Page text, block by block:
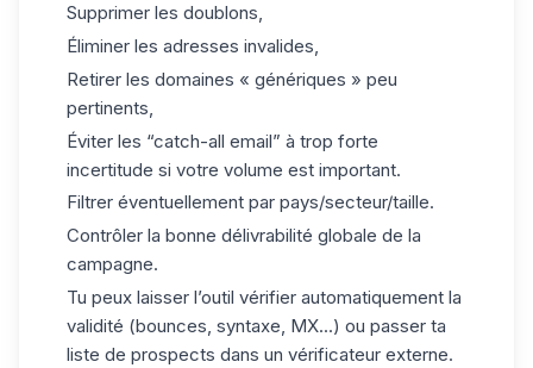
Supprimer les doublons,
Éliminer les adresses invalides,
Retirer les domaines « génériques » peu
pertinents,
Éviter les “catch-all email” à trop forte
incertitude si votre volume est important.
Filtrer éventuellement par pays/secteur/taille.
Contrôler la bonne délivrabilité globale de la
campagne.
Tu peux laisser l’outil vérifier automatiquement la
validité (bounces, syntaxe, MX...) ou passer ta
liste de prospects dans un vérificateur externe.